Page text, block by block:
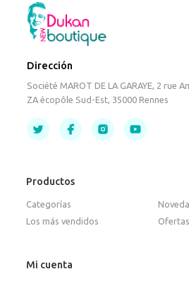
Dirección
Société MAROT DE LA GARAYE, 2 rue
ZA écopôle Sud-Est, 35000 Rennes
Productos
Categorías
Los más vendidos
Ofertas
Mi cuenta